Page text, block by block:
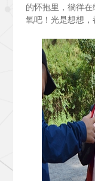
的怀抱里，徜徉
氧吧！光是想想，